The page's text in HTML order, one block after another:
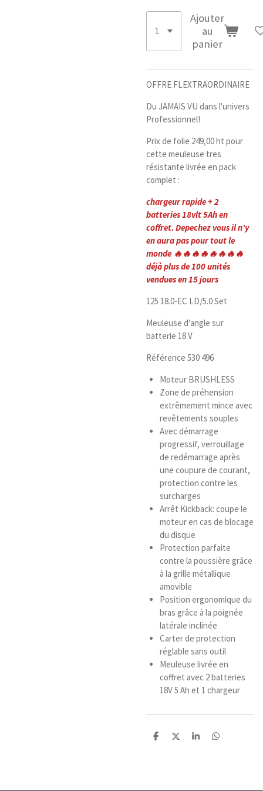
Ajouter
au
panier
OFFRE FLEXTRAORDINAIRE
Du JAMAIS VU dans l'univers
Professionnel!
Prix de folie 249,00 ht pour
cette meuleuse tres
résistante livrée en pack
complet :
chargeur rapide + 2
batteries 18vlt 5Ah en
coffret. Depechez vous il n'y
en aura pas pour tout le
monde 🔥🔥🔥🔥🔥🔥🔥🔥
déjà plus de 100 unités
vendues en 15 jours
125 18.0-EC LD/5.0 Set
Meuleuse d'angle sur
batterie 18 V
Référence 530 496
Moteur BRUSHLESS
Zone de préhension
extrêmement mince avec
revêtements souples
Avec démarrage
progressif, verrouillage
de redémarrage après
une coupure de courant,
protection contre les
surcharges
Arrêt Kickback: coupe le
moteur en cas de blocage
du disque
Protection parfaite
contre la poussière grâce
à la grille métallique
amovible
Position ergonomique du
bras grâce à la poignée
latérale inclinée
Carter de protection
réglable sans outil
Meuleuse livrée en
coffret avec 2 batteries
18V 5 Ah et 1 chargeur
P
P
P
P